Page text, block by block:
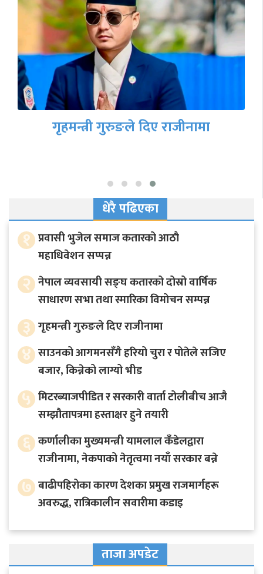
गृहमन्त्री गुरुङले दिए राजीनामा
धेरै पढिएका
१ प्रवासी भुजेल समाज कतारको आठाै
महाधिवेशन सप्पन्न
२ नेपाल व्यवसायी सङ्घ कतारको दोस्रो वार्षिक
साधारण सभा तथा स्मारिका विमोचन सम्पन्न
३ गृहमन्त्री गुरुङले दिए राजीनामा
४ साउनको आगमनसँगै हरियो चुरा र पोतेले सजिए
बजार, किन्नेको लाग्यो भीड
५ मिटरब्याजपीडित र सरकारी वार्ता टोलीबीच आजै
सम्झौतापत्रमा हस्ताक्षर हुने तयारी
६ कर्णालीका मुख्यमन्त्री यामलाल कँडेलद्वारा
राजीनामा, नेकपाको नेतृत्वमा नयाँ सरकार बन्ने
७ बाढीपहिरोका कारण देशका प्रमुख राजमार्गहरू
अवरुद्ध, रात्रिकालीन सवारीमा कडाइ
ताजा अपडेट